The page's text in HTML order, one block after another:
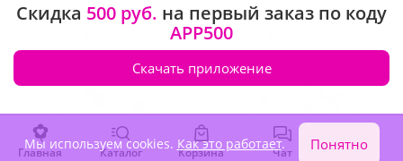
7 560 ₽
Хит продаж
Главная Каталог Корзина Чат Войти
Скидка 500 руб. на первый заказ по коду
APP500
Скачать приложение
Мы используем cookies. Как это работает. Понятно